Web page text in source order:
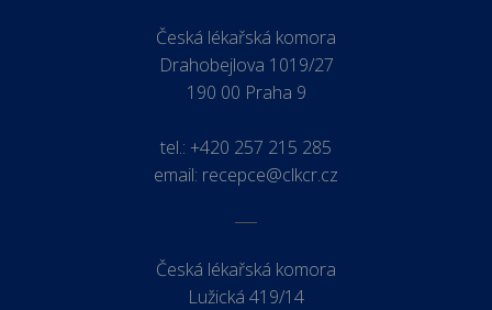
Česká lékařská komora
Drahobejlova 1019/27
190 00 Praha 9
tel.: +420 257 215 285
email: recepce@clkcr.cz
Česká lékařská komora
Lužická 419/14